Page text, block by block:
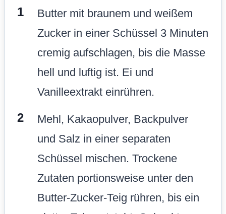
Butter mit braunem und weißem
Zucker in einer Schüssel 3 Minuten
cremig aufschlagen, bis die Masse
hell und luftig ist. Ei und
Vanilleextrakt einrühren.
Mehl, Kakaopulver, Backpulver
und Salz in einer separaten
Schüssel mischen. Trockene
Zutaten portionsweise unter den
Butter-Zucker-Teig rühren, bis ein